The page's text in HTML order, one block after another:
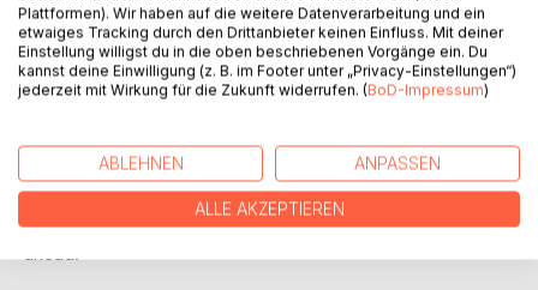
BESCHREIBUNG
undiagnosed. When stomach and intestinal problems and
circulatory problems play a central role, it takes a lot of
patience to adapt to the daily circumstances and the
dietary changes. Those affected often face a long road
Plattformen). Wir haben auf die weitere Datenverarbeitung und ein
etwaiges Tracking durch den Drittanbieter keinen Einfluss. Mit deiner
Einstellung willigst du in die oben beschriebenen Vorgänge ein. Du
kannst deine Einwilligung (z. B. im Footer unter „Privacy-Einstellungen“)
jederzeit mit Wirkung für die Zukunft widerrufen. (BoD-Impressum)
ABLEHNEN ANPASSEN
ALLE AKZEPTIEREN